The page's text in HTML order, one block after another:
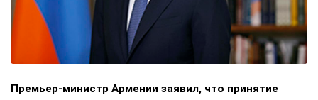
Премьер-министр Армении заявил, что принятие